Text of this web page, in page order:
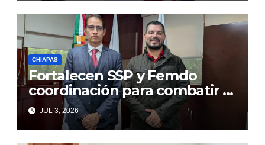
CHIAPAS
Fortalecen SSP y Femdo
coordinación para combatir la
delincuencia organizada
JUL 3, 2026